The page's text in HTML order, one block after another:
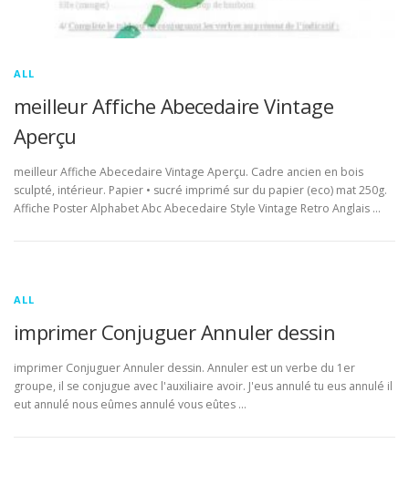
ALL
meilleur Affiche Abecedaire Vintage
Aperçu
meilleur Affiche Abecedaire Vintage Aperçu. Cadre ancien en bois
sculpté, intérieur. Papier • sucré imprimé sur du papier (eco) mat 250g.
Affiche Poster Alphabet Abc Abecedaire Style Vintage Retro Anglais …
ALL
imprimer Conjuguer Annuler dessin
imprimer Conjuguer Annuler dessin. Annuler est un verbe du 1er
groupe, il se conjugue avec l'auxiliaire avoir. J'eus annulé tu eus annulé il
eut annulé nous eûmes annulé vous eûtes …